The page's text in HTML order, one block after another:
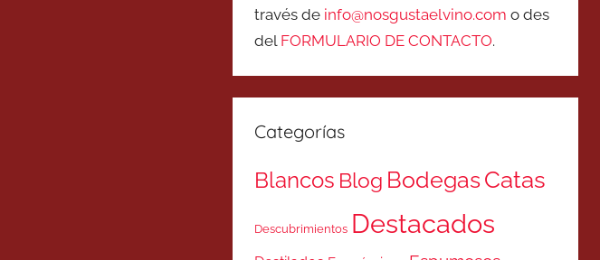
través de info@nosgustaelvino.com o des
del FORMULARIO DE CONTACTO.
Categorías
Blancos Blog BodegasCatas
Descubrimientos Destacados